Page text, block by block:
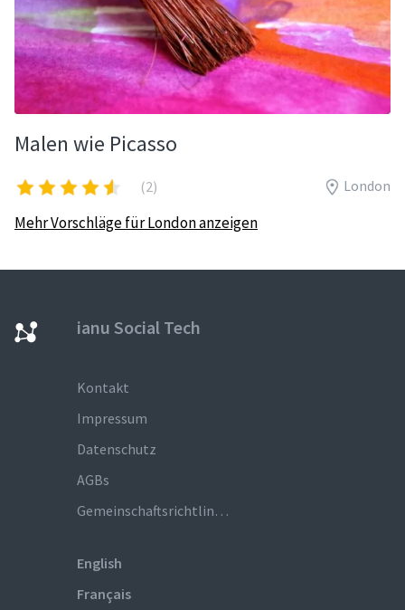
Malen wie Picasso
(2) London
Mehr Vorschläge für London anzeigen
ianu Social Tech
Kontakt
Impressum
Datenschutz
AGBs
Gemeinschaftsrichtlinien
English
Français